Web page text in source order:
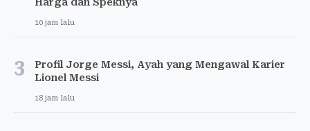
10 jam lalu
3
Profil Jorge Messi, Ayah yang Mengawal Karier
Lionel Messi
18 jam lalu